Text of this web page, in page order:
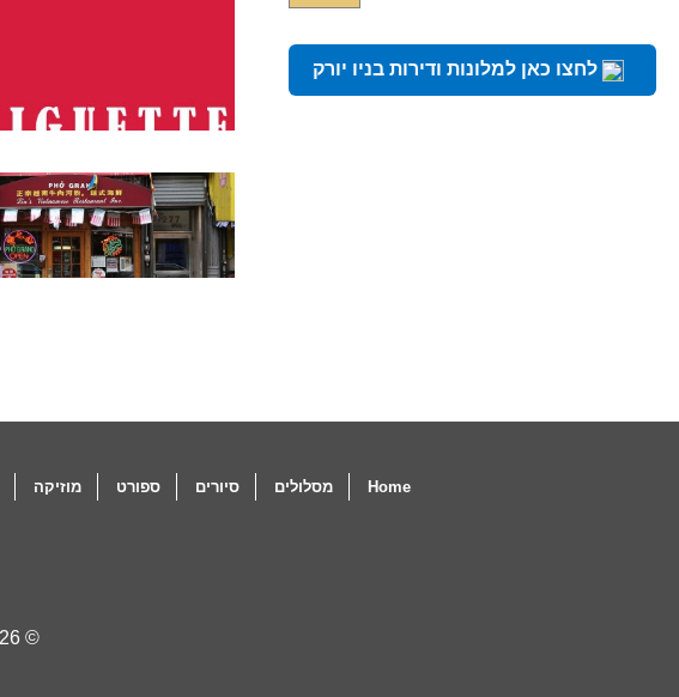
לחצו כאן למלונות ודירות בניו יורק
Home מסלולים סיורים ספורט מוזיקה
© 2026